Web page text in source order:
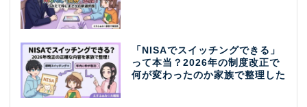
「NISAでスイッチングできる」
って本当？2026年の制度改正で
何が変わったのか家族で整理した